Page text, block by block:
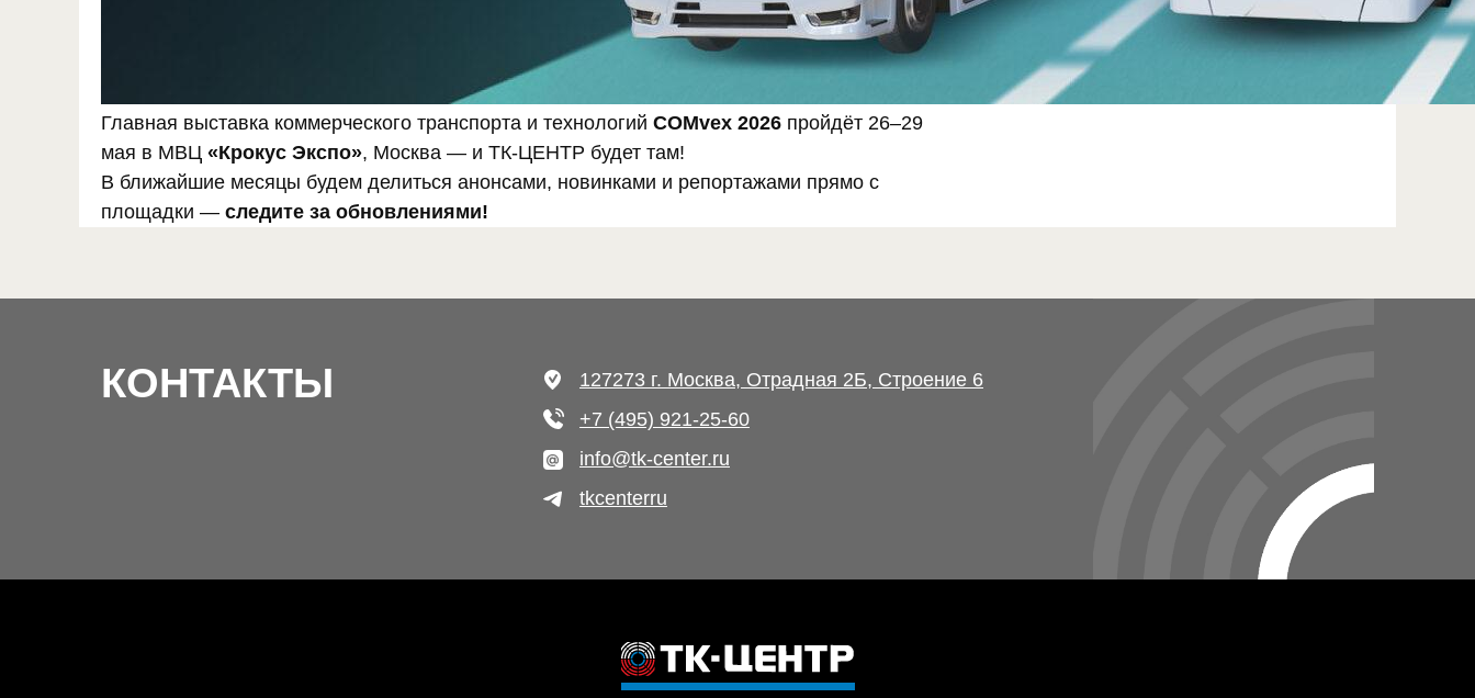
Главная выставка коммерческого транспорта и технологий COMvex 2026 пройдёт 26–29
мая в МВЦ «Крокус Экспо», Москва — и ТК-ЦЕНТР будет там!
В ближайшие месяцы будем делиться анонсами, новинками и репортажами прямо с
площадки — следите за обновлениями!
КОНТАКТЫ
127273 г. Москва, Отрадная 2Б, Строение 6
+7 (495) 921-25-60
info@tk-center.ru
tkcenterru